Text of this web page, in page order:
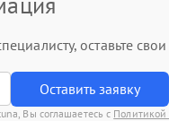
оставьте
Оставить заявку
Вы соглашаетесь с Политикой